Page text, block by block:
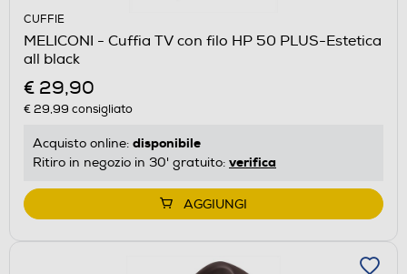
CUFFIE
MELICONI - Cuffia TV con filo HP 50 PLUS-Estetica
all black
€ 29,90
€ 29,99 consigliato
Acquisto online: disponibile
Ritiro in negozio in 30' gratuito: verifica
AGGIUNGI